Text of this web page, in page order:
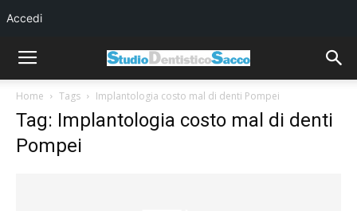
Home Tags Implantologia costo mal di denti Pompei
Tag: Implantologia costo mal di denti
Pompei
Accedi